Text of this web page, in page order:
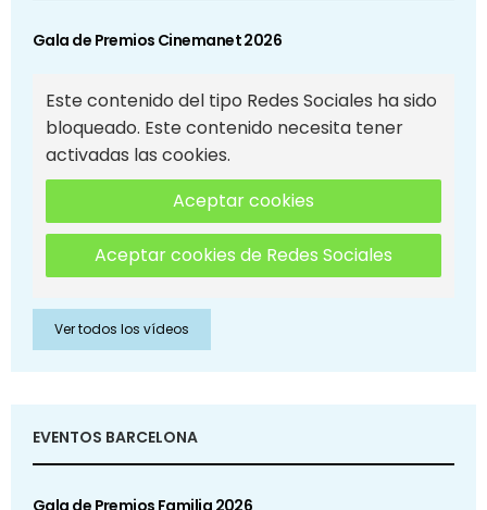
Gala de Premios Cinemanet 2026
Este contenido del tipo Redes Sociales ha sido
bloqueado. Este contenido necesita tener
activadas las cookies.
Aceptar cookies
Aceptar cookies de Redes Sociales
Ver todos los vídeos
EVENTOS BARCELONA